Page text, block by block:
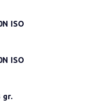
ISO
ISO
gr.